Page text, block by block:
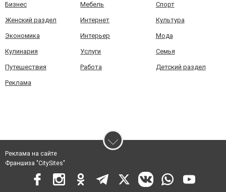
Бизнес Мебель Спорт
Женский раздел Интернет Культура
Экономика Интерьер Мода
Кулинария Услуги Семья
Путешествия Работа Детский раздел
Реклама
Реклама на сайте
Франшиза "CitySites"